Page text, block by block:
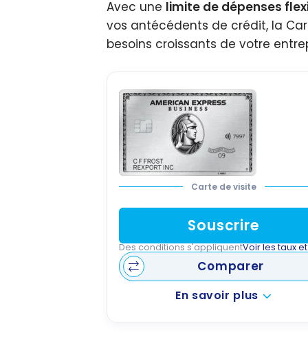
Avec une limite de dépenses
vos antécédents de crédit, la
besoins croissants de votre
Carte de visite
Souscrire
Des conditions s'appliquentVoir les taux
Comparer
En savoir plus